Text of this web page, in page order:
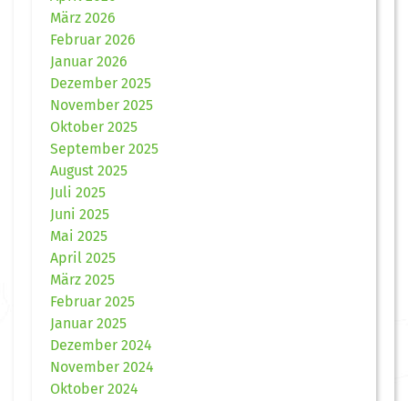
März 2026
Februar 2026
Januar 2026
Dezember 2025
November 2025
Oktober 2025
September 2025
August 2025
Juli 2025
Juni 2025
Mai 2025
April 2025
März 2025
Februar 2025
Januar 2025
Dezember 2024
November 2024
Oktober 2024